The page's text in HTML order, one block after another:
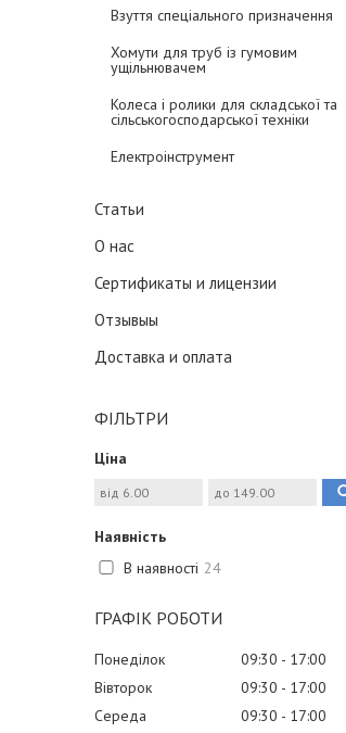
Взуття спеціального призначення
Хомути для труб із гумовим
ущільнювачем
Колеса і ролики для складської та
сільськогосподарської техніки
Електроінструмент
Статьи
О нас
Сертификаты и лицензии
Отзывыы
Доставка и оплата
ФІЛЬТРИ
Ціна
Наявність
В наявності 24
ГРАФІК РОБОТИ
Понеділок 09:30
17:00
Вівторок
09:30
17:00
Середа
09:30 17:00